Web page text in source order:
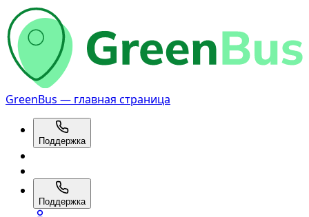
GreenBus — главная страница
Поддержка
Поддержка